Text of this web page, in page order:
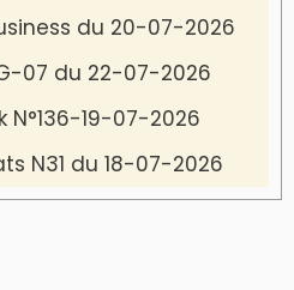
du 20-07-2026
07 du 22-07-2026
N°136-19-07-2026
N31 du 18-07-2026